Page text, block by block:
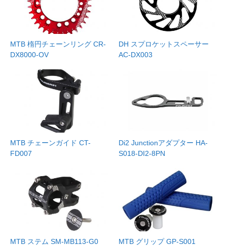
MTB 楕円チェーンリング CR-
DX8000-OV
DH スプロケットスペーサー
AC-DX003
MTB チェーンガイド CT-
FD007
Di2 Junctionアダプター HA-
S018-DI2-8PN
MTB ステム SM-MB113-G0 MTB グリップ GP-S001